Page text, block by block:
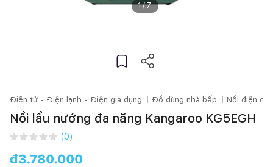
1/7
Điện tử - Điện lạnh - Điện gia dụng Đồ dùng nhà bếp Nồi điện
Nồi lẩu nướng đa năng Kangaroo KG5EGH
(0)
đ3.780.000